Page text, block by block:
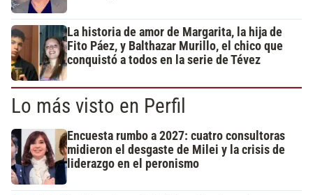
La historia de amor de Margarita, la hija de
Fito Páez, y Balthazar Murillo, el chico que
conquistó a todos en la serie de Tévez
Lo más visto en Perfil
Encuesta rumbo a 2027: cuatro consultoras
midieron el desgaste de Milei y la crisis de
liderazgo en el peronismo